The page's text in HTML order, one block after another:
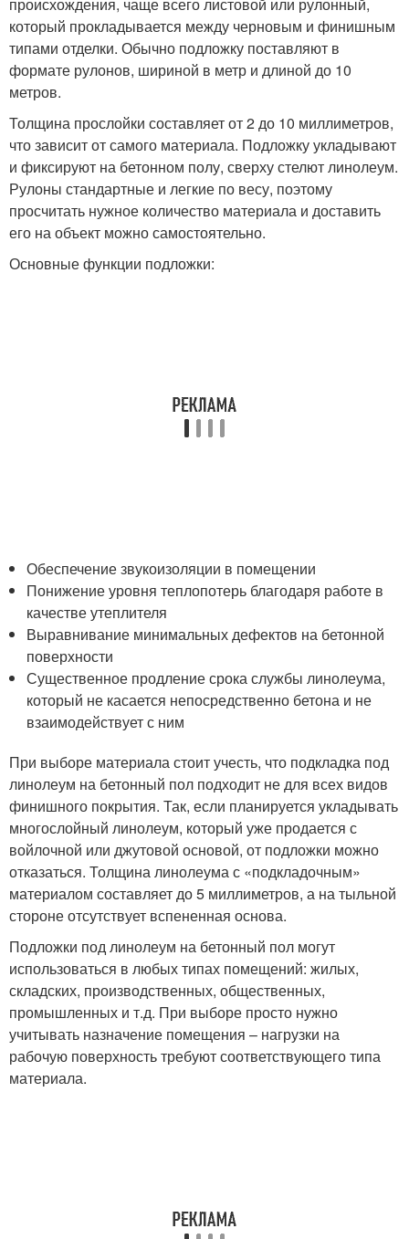
который прокладывается между черновым и финишным
типами отделки. Обычно подложку поставляют в
формате рулонов, шириной в метр и длиной до 10
метров.
Толщина прослойки составляет от 2 до 10 миллиметров,
что зависит от самого материала. Подложку укладывают
и фиксируют на бетонном полу, сверху стелют линолеум.
Рулоны стандартные и легкие по весу, поэтому
просчитать нужное количество материала и доставить
его на объект можно самостоятельно.
Основные функции подложки:
Обеспечение звукоизоляции в помещении
Понижение уровня теплопотерь благодаря работе в
качестве утеплителя
Выравнивание минимальных дефектов на бетонной
поверхности
Существенное продление срока службы линолеума,
который не касается непосредственно бетона и не
взаимодействует с ним
При выборе материала стоит учесть, что подкладка под
линолеум на бетонный пол подходит не для всех видов
финишного покрытия. Так, если планируется укладывать
многослойный линолеум, который уже продается с
войлочной или джутовой основой, от подложки можно
отказаться. Толщина линолеума с «подкладочным»
материалом составляет до 5 миллиметров, а на тыльной
стороне отсутствует вспененная основа.
Подложки под линолеум на бетонный пол могут
использоваться в любых типах помещений: жилых,
складских, производственных, общественных,
промышленных и т.д. При выборе просто нужно
учитывать назначение помещения – нагрузки на
рабочую поверхность требуют соответствующего типа
материала.